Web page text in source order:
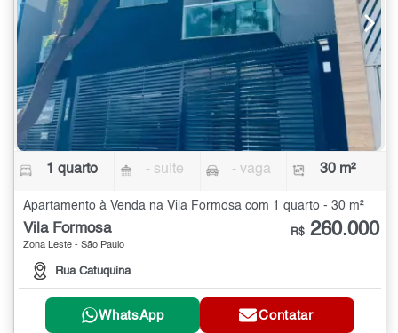
1 quarto - suíte - vaga 30 m²
Apartamento à Venda na Vila Formosa com 1 quarto - 30 m²
Vila Formosa
Zona Leste - São Paulo
Rua Catuquina
R$ 260.000
WhatsApp Contatar